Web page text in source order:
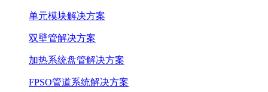
单元模块解决方案
双壁管解决方案
加热系统盘管解决方案
FPSO管道系统解决方案